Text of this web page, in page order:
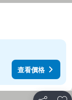
查看價格